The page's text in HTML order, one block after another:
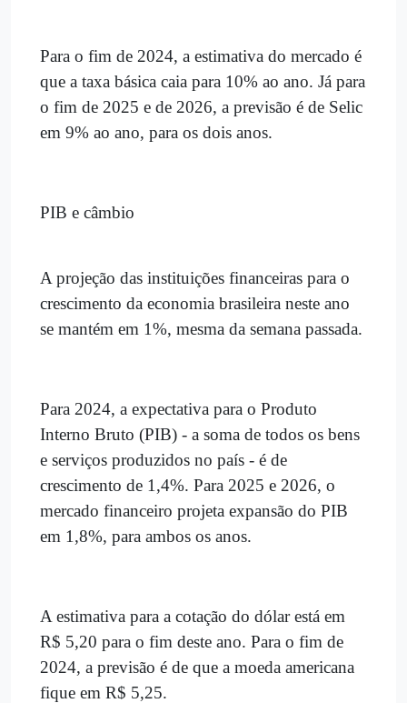
Para o fim de 2024, a estimativa do mercado é
que a taxa básica caia para 10% ao ano. Já para
o fim de 2025 e de 2026, a previsão é de Selic
em 9% ao ano, para os dois anos.
PIB e câmbio
A projeção das instituições financeiras para o
crescimento da economia brasileira neste ano
se mantém em 1%, mesma da semana passada.
Para 2024, a expectativa para o Produto
Interno Bruto (PIB) - a soma de todos os bens
e serviços produzidos no país - é de
crescimento de 1,4%. Para 2025 e 2026, o
mercado financeiro projeta expansão do PIB
em 1,8%, para ambos os anos.
A estimativa para a cotação do dólar está em
R$ 5,20 para o fim deste ano. Para o fim de
2024, a previsão é de que a moeda americana
fique em R$ 5,25.